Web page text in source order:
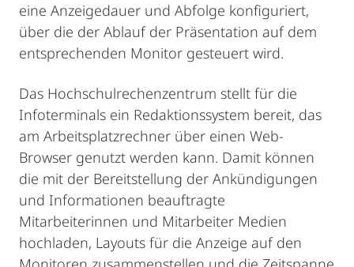
eine Anzeigedauer und Abfolge konfiguriert,
über die der Ablauf der Präsentation auf dem
entsprechenden Monitor gesteuert wird.
Das Hochschulrechenzentrum stellt für die
Infoterminals ein Redaktionssystem bereit, das
am Arbeitsplatzrechner über einen Web-
Browser genutzt werden kann. Damit können
die mit der Bereitstellung der Ankündigungen
und Informationen beauftragte
Mitarbeiterinnen und Mitarbeiter Medien
hochladen, Layouts für die Anzeige auf den